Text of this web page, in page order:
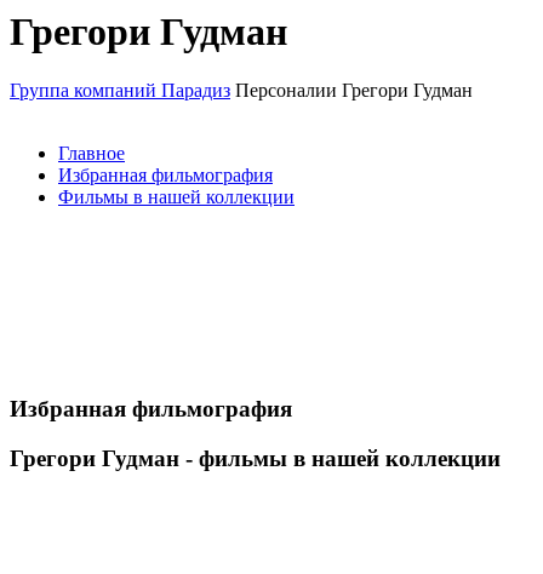
Грегори Гудман
Группа компаний Парадиз Персоналии Грегори Гудман
Главное
Избранная фильмография
Фильмы в нашей коллекции
Избранная фильмография
Грегори Гудман - фильмы в нашей коллекции